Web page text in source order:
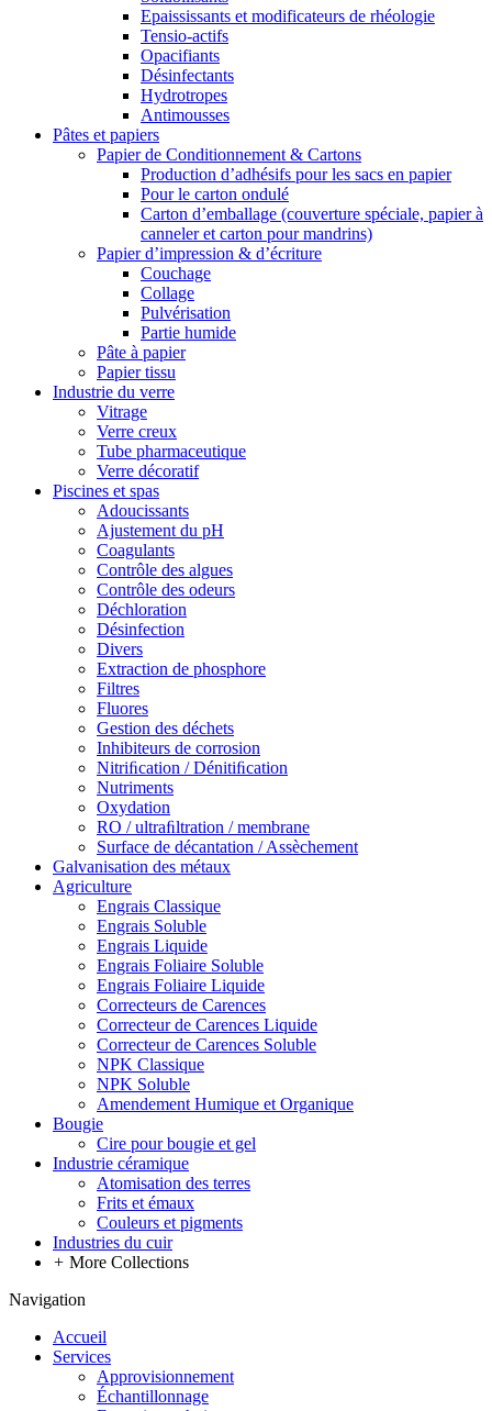
Epaississants et modificateurs de rhéologie
Tensio-actifs
Opacifiants
Désinfectants
Hydrotropes
Antimousses
Pâtes et papiers
Papier de Conditionnement & Cartons
Production d’adhésifs pour les sacs en papier
Pour le carton ondulé
Carton d’emballage (couverture spéciale, papier à
canneler et carton pour mandrins)
Papier d’impression & d’écriture
Couchage
Collage
Pulvérisation
Partie humide
Pâte à papier
Papier tissu
Industrie du verre
Vitrage
Verre creux
Tube pharmaceutique
Verre décoratif
Piscines et spas
Adoucissants
Ajustement du pH
Coagulants
Contrôle des algues
Contrôle des odeurs
Déchloration
Désinfection
Divers
Extraction de phosphore
Filtres
Fluores
Gestion des déchets
Inhibiteurs de corrosion
Nitriﬁcation / Dénitiﬁcation
Nutriments
Oxydation
RO / ultraﬁltration / membrane
Surface de décantation / Assèchement
Galvanisation des métaux
Agriculture
Engrais Classique
Engrais Soluble
Engrais Liquide
Engrais Foliaire Soluble
Engrais Foliaire Liquide
Correcteurs de Carences
Correcteur de Carences Liquide
Correcteur de Carences Soluble
NPK Classique
NPK Soluble
Amendement Humique et Organique
Bougie
Cire pour bougie et gel
Industrie céramique
Atomisation des terres
Frits et émaux
Couleurs et pigments
Industries du cuir
+ More Collections
Navigation
Accueil
Services
Approvisionnement
Échantillonnage